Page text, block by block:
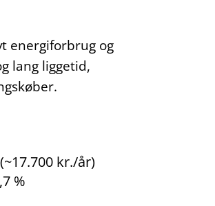
energiforbrug og
lang liggetid,
kr./år)
%